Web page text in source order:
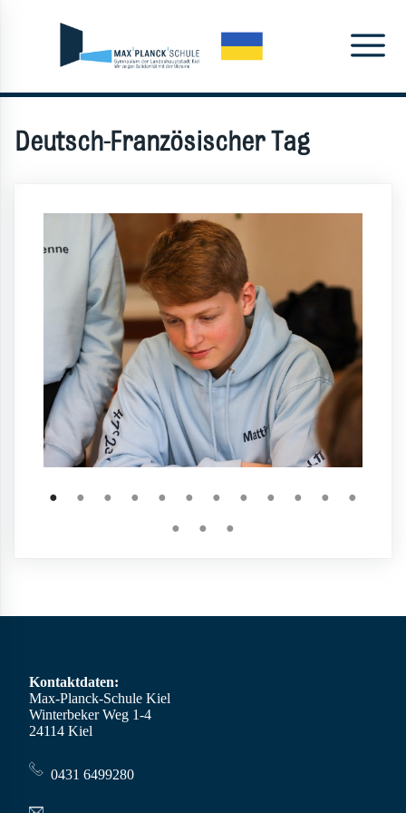
Deutsch-Französischer Tag
● ● ● ● ● ● ● ● ● ● ●
●
●
● ●
Kontaktdaten:
Max-Planck-Schule Kiel
Winterbeker Weg 1-4
24114 Kiel
0431 6499280